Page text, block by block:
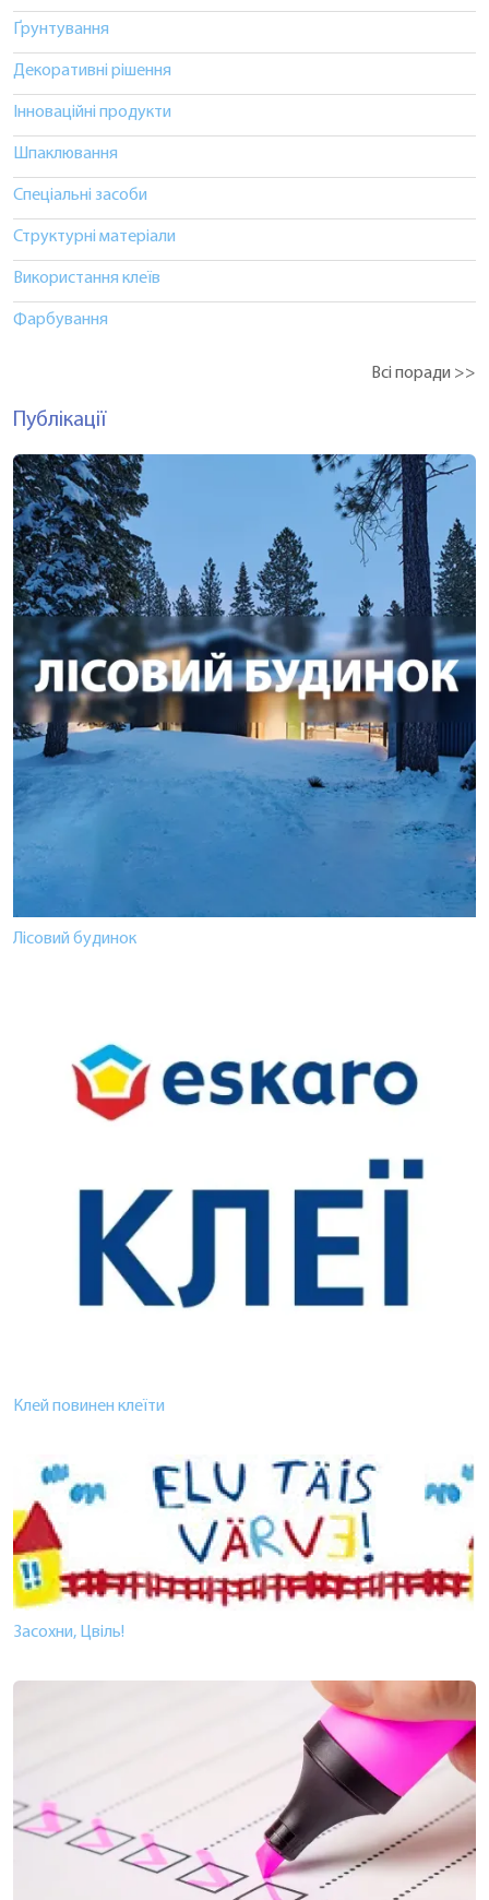
Ґрунтування
Декоративні рішення
Інноваційні продукти
Шпаклювання
Спеціальні засоби
Структурні матеріали
Використання клеїв
Фарбування
Всі поради >>
Публікації
Лісовий будинок
Клей повинен клеїти
Засохни, Цвіль!